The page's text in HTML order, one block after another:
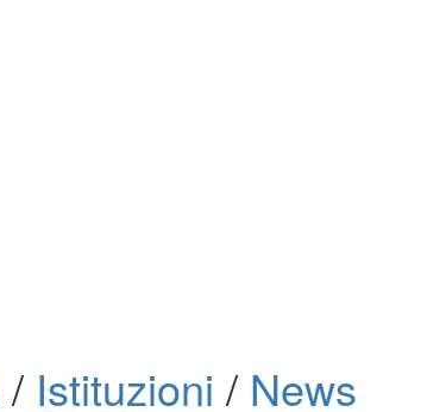
/ Istituzioni / News